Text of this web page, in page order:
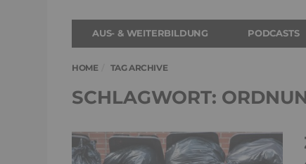
AUS- & WEITERBILDUNG PODCASTS
HOME TAG ARCHIVE
SCHLAGWORT: